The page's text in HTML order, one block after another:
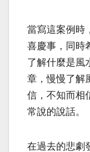
當寫這案例時
喜慶事，同時
了解什麼是風
章，慢慢了解
信，不知而相
常說的說話。
在過去的悲劇